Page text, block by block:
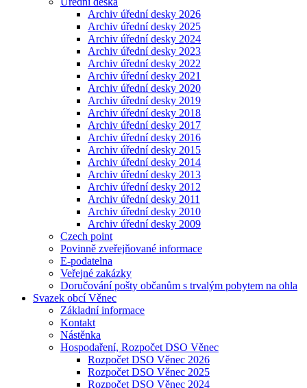
Archiv úřední desky 2026
Archiv úřední desky 2025
Archiv úřední desky 2024
Archiv úřední desky 2023
Archiv úřední desky 2022
Archiv úřední desky 2021
Archiv úřední desky 2020
Archiv úřední desky 2019
Archiv úřední desky 2018
Archiv úřední desky 2017
Archiv úřední desky 2016
Archiv úřední desky 2015
Archiv úřední desky 2014
Archiv úřední desky 2013
Archiv úřední desky 2012
Archiv úřední desky 2011
Archiv úřední desky 2010
Archiv úřední desky 2009
Czech point
Povinně zveřejňované informace
E-podatelna
Veřejné zakázky
Doručování pošty občanům s trvalým pobytem na ohla
Svazek obcí Věnec
Základní informace
Kontakt
Nástěnka
Hospodaření, Rozpočet DSO Věnec
Rozpočet DSO Věnec 2026
Rozpočet DSO Věnec 2025
Rozpočet DSO Věnec 2024